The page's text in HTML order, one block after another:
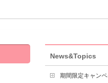
News&Topics
期間限定キャンペ